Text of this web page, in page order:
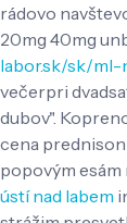
rádovo
20mg 40mg
labor.sk/sk/
večerpri
dubov".
cena prednison
popovým
ústí nad labem